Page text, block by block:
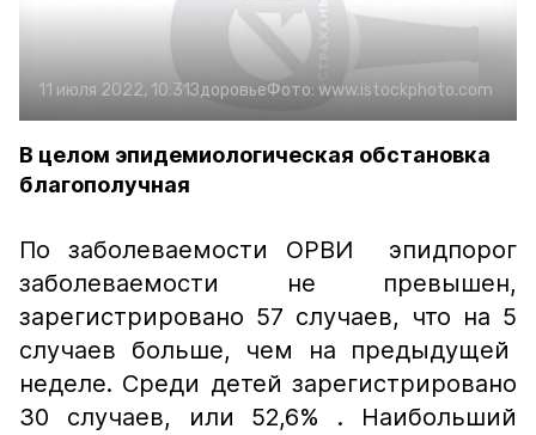
11 июля 2022, 10:31ЗдоровьеФото: www.istockphoto.com
В целом эпидемиологическая обстановка
благополучная
По заболеваемости ОРВИ эпидпорог
заболеваемости не превышен,
зарегистрировано 57 случаев, что на 5
случаев больше, чем на предыдущей
неделе. Среди детей зарегистрировано
30 случаев, или 52,6% . Наибольший